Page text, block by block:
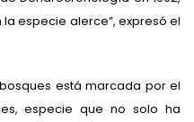
especie alerce”, expresó el
está marcada por el
especie que no solo ha